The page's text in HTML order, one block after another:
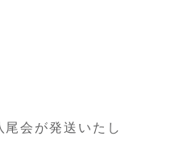
尾会が発送いたし